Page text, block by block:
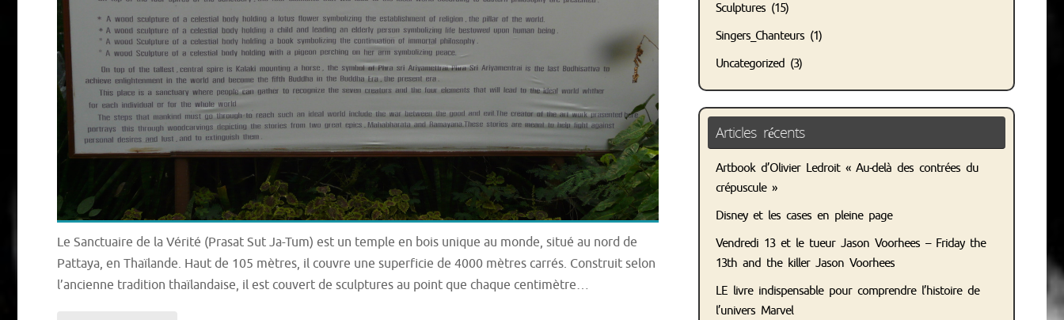
Le Sanctuaire de la Vérité (Prasat Sut Ja-Tum) est un temple en bois unique au monde, situé au nord de
Pattaya, en Thaïlande. Haut de 105 mètres, il couvre une superficie de 4000 mètres carrés. Construit selon
l’ancienne tradition thaïlandaise, il est couvert de sculptures au point que chaque centimètre…
Sculptures (15)
Singers_Chanteurs (1)
Uncategorized (3)
Articles récents
Artbook d’Olivier Ledroit « Au-delà des contrées du
crépuscule »
Disney et les cases en pleine page
Vendredi 13 et le tueur Jason Voorhees – Friday the
13th and the killer Jason Voorhees
LE livre indispensable pour comprendre l’histoire de
l’univers Marvel